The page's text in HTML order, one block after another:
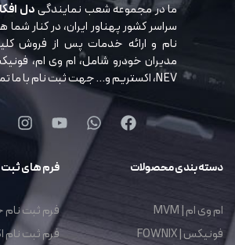
ما در مجموعه شعب نمایندگیدل
سراسر کشور پهناور ایران، در کنار
نام و ارائه خدمات پس از فروش
مدیران خودرو شامل، ام وی ام،
NEV، اکستریم و… جهت ثبت نام با ما تماس بگیرید.
دسته بندی محصولات
ام وی ام | MVM
فونیکس | FOWNIX
فرم های ثبت
فرم ثبت نام
فرم ثبت نام